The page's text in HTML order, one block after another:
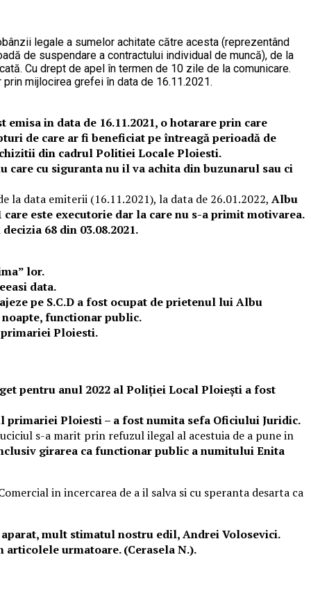
legale a sumelor achitate către acesta (reprezentând
de suspendare a contractului individual de muncă), de la
Cu drept de apel în termen de 10 zile de la comunicare.
mijlocirea grefei în data de 16.11.2021.
in data de 16.11.2021, o hotarare prin care
de care ar fi beneficiat pe întreagă perioadă de
din cadrul Politiei Locale Ploiesti.
cu siguranta nu il va achita din buzunarul sau ci
la data emiterii (16.11.2021), la data de 26.01.2022, Albu
este executorie dar la care nu s-a primit motivarea.
68 din 03.08.2021.
lor.
data.
pe S.C.D a fost ocupat de prietenul lui Albu
functionar public.
Ploiesti.
pentru anul 2022 al Poliției Local Ploiești a fost
primariei Ploiesti – a fost numita sefa Oficiului Juridic.
s-a marit prin refuzul ilegal al acestuia de a pune in
girarea ca functionar public a numitului Enita
in incercarea de a il salva si cu speranta desarta ca
mult stimatul nostru edil, Andrei Volosevici.
urmatoare. (Cerasela N.).